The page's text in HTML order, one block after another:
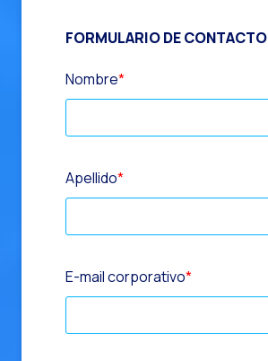
FORMULARIO DE CONTACTO
Nombre*
Apellido*
E-mail corporativo*